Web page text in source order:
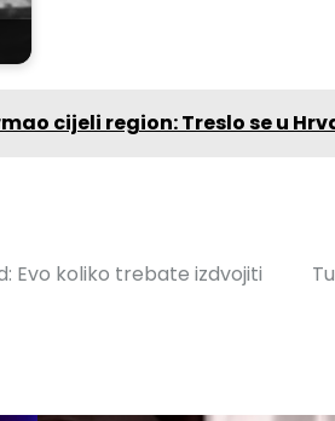
cijeli region: Treslo se u
Evo koliko trebate izdvojiti